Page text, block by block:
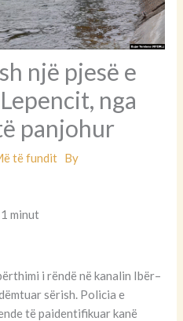
një pjesë e
nga
panjohur
të fundit By
minut
i rëndë në kanalin Ibër–
sërish. Policia e
të paidentifikuar kanë